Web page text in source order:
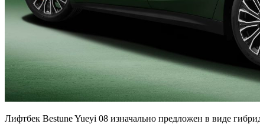
Лифтбек Bestune Yueyi 08 изначально предложен в виде